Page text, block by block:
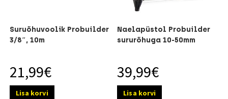
Suruõhuvoolik Probuilder
3/8″, 10m
21,99€
Lisa korvi
Naelapüstol Probuilder
sururõhuga 10-50mm
39,99€
Lisa korvi